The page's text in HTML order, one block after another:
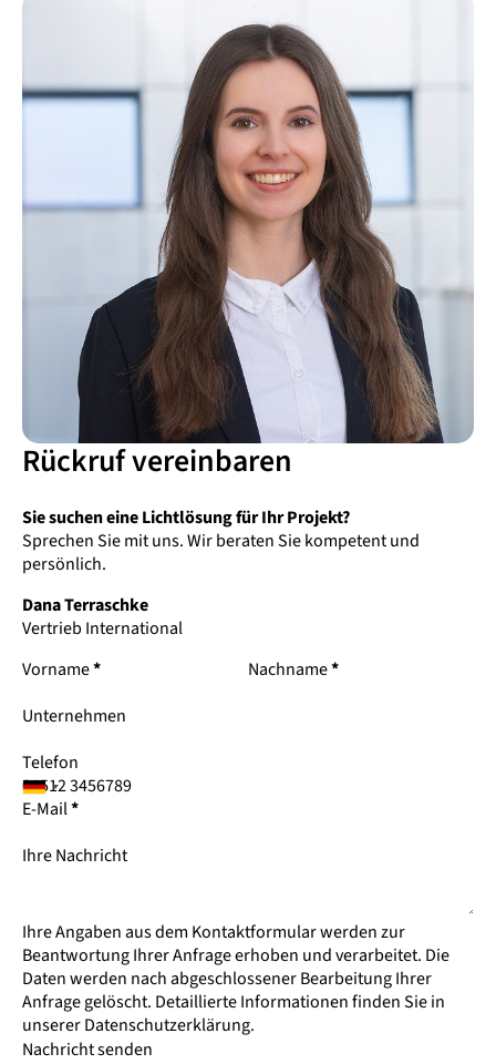
Rückruf vereinbaren
Sie suchen eine Lichtlösung für Ihr Projekt?
Sprechen Sie mit uns. Wir beraten Sie kompetent und
persönlich.
Dana Terraschke
Vertrieb International
Vorname* Nachname*
Unternehmen
Telefon
E-Mail*
Ihre Nachricht
Ihre Angaben aus dem Kontaktformular werden zur
Beantwortung Ihrer Anfrage erhoben und verarbeitet. Die
Daten werden nach abgeschlossener Bearbeitung Ihrer
Anfrage gelöscht. Detaillierte Informationen finden Sie in
unsererDatenschutzerklärung.
Nachricht senden